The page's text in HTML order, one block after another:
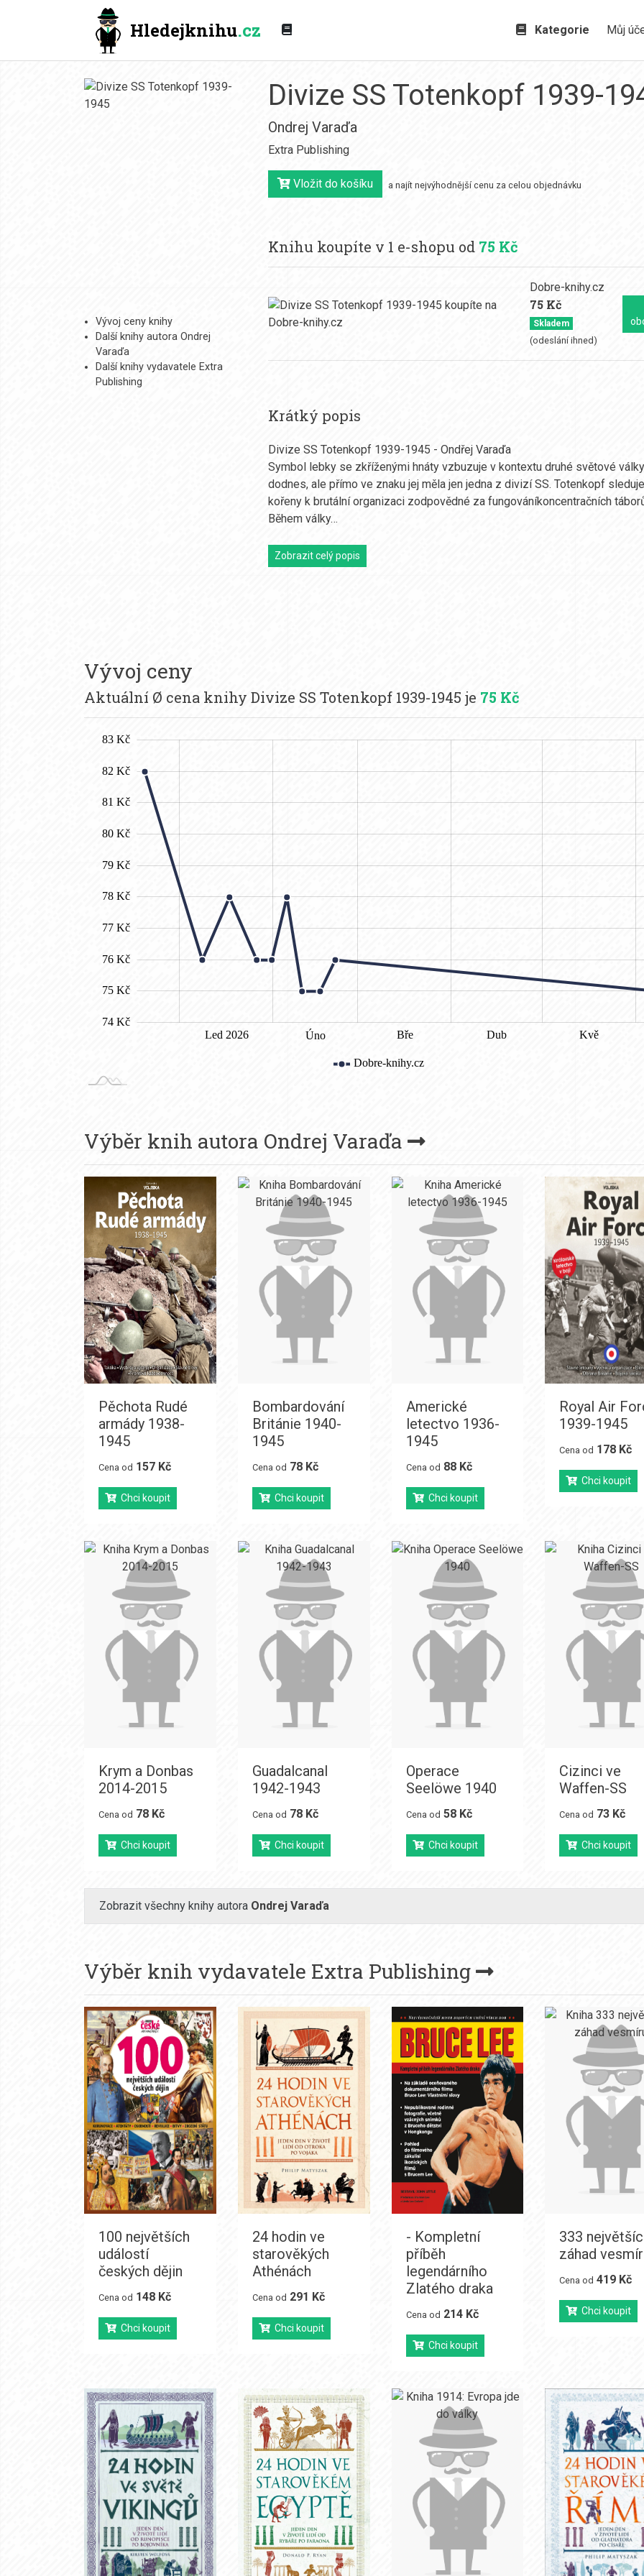
Hledejknihu.cz Kategorie Můj
Vývoj ceny knihy
Další knihy autora Ondrej
Varaďa
Další knihy vydavatele Extra
Publishing
Divize SS Totenkopf 1939-
Ondrej Varaďa
Extra Publishing
Vložit do košíku a najít nejvýhodnější cenu za celou objednávku
Knihu koupíte v 1 e-shopu od 75 Kč
Dobre-knihy.cz
75 Kč
Skladem
(odeslání ihned)
Krátký popis
Divize SS Totenkopf 1939-1945 - Ondřej Varaďa
Symbol lebky se zkříženými hnáty vzbuzuje v kontextu druhé světové
dodnes, ale přímo ve znaku jej měla jen jedna z divizí SS. Totenkopf
kořeny k brutální organizaci zodpovědné za fungováníkoncentračních
Během války…
Zobrazit celý popis
Vývoj ceny
Aktuální Ø cena knihy Divize SS Totenkopf 1939-1945 je 75 Kč
Výběr knih autora Ondrej Varaďa
Pěchota Rudé
armády 1938-
1945
Cena od 157 Kč
Chci koupit
Bombardování
Británie 1940-
1945
Cena od 78 Kč
Chci koupit
Americké
letectvo 1936-
1945
Cena od 88 Kč
Chci koupit
Royal Air
1939-1945
Cena od 178 Kč
Chci koupit
Krym a Donbas
2014-2015
Cena od 78 Kč
Chci koupit
Guadalcanal
1942-1943
Cena od 78 Kč
Chci koupit
Operace
Seelöwe 1940
Cena od 58 Kč
Chci koupit
Cizinci ve
Waffen-SS
Cena od 73 Kč
Chci koupit
Zobrazit všechny knihy autora Ondrej Varaďa
Výběr knih vydavatele Extra Publishing
100 největších
událostí
českých dějin
Cena od 148 Kč
Chci koupit
24 hodin ve
starověkých
Athénách
Cena od 291 Kč
Chci koupit
- Kompletní
příběh
legendárního
Zlatého draka
Cena od 214 Kč
Chci koupit
333
záhad
Cena od 419 Kč
Chci koupit